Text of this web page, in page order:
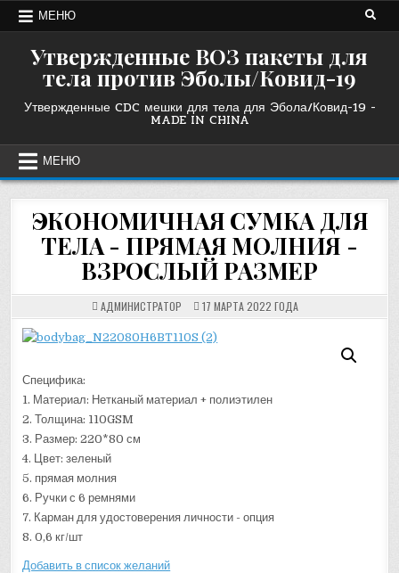
ПерейтиМЕНЮ
Утвержденные ВОЗ пакеты для
тела против Эболы/Ковид-19
Утвержденные CDC мешки для тела для Эбола/Ковид-19 -
MADE IN CHINA
МЕНЮ
ЭКОНОМИЧНАЯ СУМКА ДЛЯ
ТЕЛА - ПРЯМАЯ МОЛНИЯ -
ВЗРОСЛЫЙ РАЗМЕР
АДМИНИСТРАТОР 17 МАРТА 2022 ГОДА
Специфика:
1. Материал: Нетканый материал + полиэтилен
2. Толщина: 110GSM
3. Размер: 220*80 см
4. Цвет: зеленый
5. прямая молния
6. Ручки с 6 ремнями
7. Карман для удостоверения личности - опция
8. 0,6 кг/шт
Добавить в список желаний